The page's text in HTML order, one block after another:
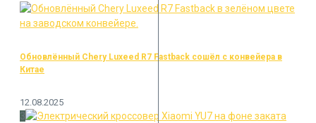
Обновлённый Chery Luxeed R7 Fastback сошёл с конвейера в
Китае
12.08.2025
3